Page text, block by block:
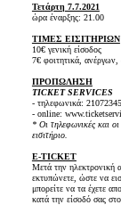
Τετάρτη 7.7.2021
ώρα έναρξης: 21.00
ΤΙΜΕΣ ΕΙΣΙΤΗΡΙΩΝ
10€ γενική είσοδος
7€ φοιτητικά,
ΠΡΟΠΩΛΗΣΗ
TICKET SERVICES
- τηλεφωνικά:
- online:
* Οι τηλεφωνικές και
εισιτήριο.
E-TICKET
Μετά την ηλεκτρονική
εκτυπώνετε, ώστε να
μπορείτε να τα έχετε
κατά την είσοδό σας